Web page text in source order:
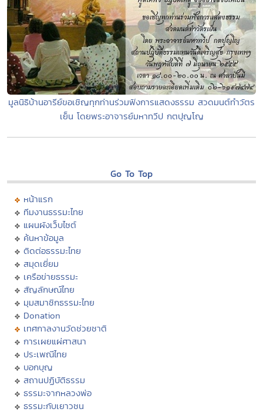
มูลนิธิบ้านอารีย์ขอเชิญทุกท่านร่วมฟังการแสดงธรรม สวดมนต์ทำวัตร
เย็น โดยพระอาจารย์มหาทวีป กตปุญโญ
Go To Top
หน้าแรก
ทีมงานธรรมะไทย
แผนผังเว็บไซต์
ค้นหาข้อมูล
ติดต่อธรรมะไทย
สมุดเยี่ยม
เครือข่ายธรรมะ
สัญลักษณ์ไทย
มุมสมาชิกธรรมะไทย
Donation
เทศกาลงานวัดช่วยชาติ
การเผยแผ่ศาสนา
ประเพณีไทย
บอกบุญ
สถานปฏิบัติธรรม
ธรรมะจากหลวงพ่อ
ธรรมะกับเยาวชน